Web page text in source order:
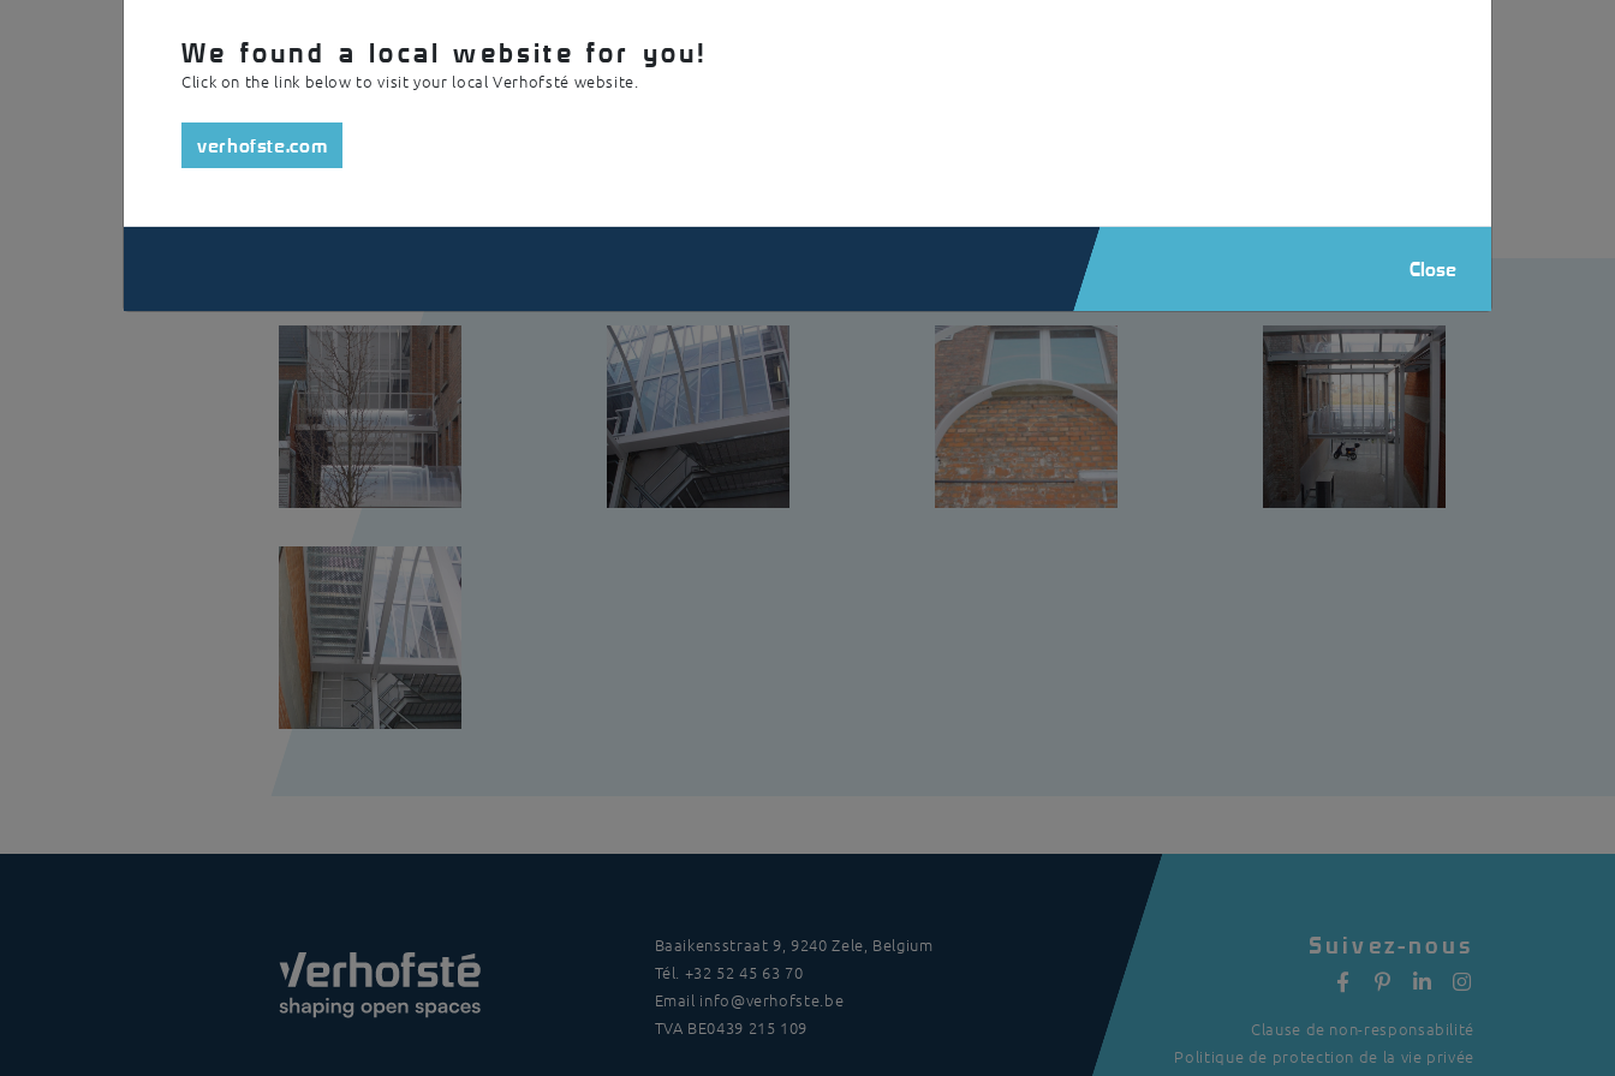
Un bel exemple d’artisanat. Cet auvent est en acier galvanisé peint par poudrage et la toiture transparente est en polycarbonate massif transparent. Il suit
l’escalier qui mène au toit du bâtiment. L’ensemble de la construction est connecté avec un minimum de connecteurs visibles.
Baaikensstraat 9, 9240 Zele, Belgium
Tél. +32 52 45 63 70
Email info@verhofste.be
TVA BE0439 215 109
Suivez-nous
Clause de non-responsabilité
Politique de protection de la vie privée
We found a local website for you!
Click on the link below to visit your local Verhofsté website.
verhofste.com
Close